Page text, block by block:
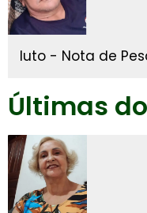
luto - Nota de
Últimas